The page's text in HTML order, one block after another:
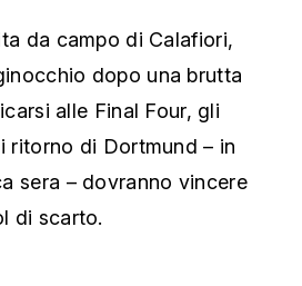
da campo di Calafiori,
dopo una brutta
alle Final Four, gli
ritorno di Dortmund – in
sera – dovranno vincere
di scarto.